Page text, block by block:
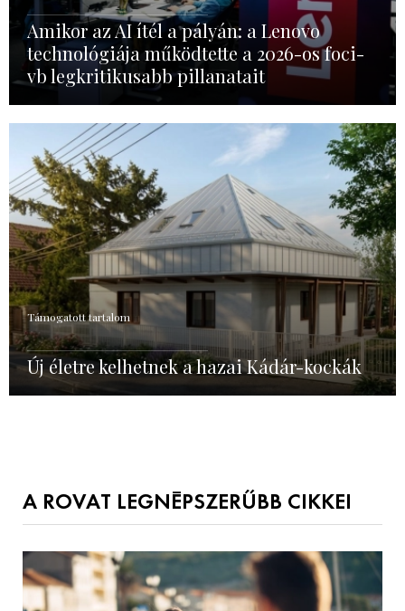
Amikor az AI ítél a pályán: a Lenovo
technológiája működtette a 2026-os foci-
vb legkritikusabb pillanatait
Támogatott tartalom
Új életre kelhetnek a hazai Kádár-kockák
A ROVAT LEGNÉPSZERŰBB CIKKEI